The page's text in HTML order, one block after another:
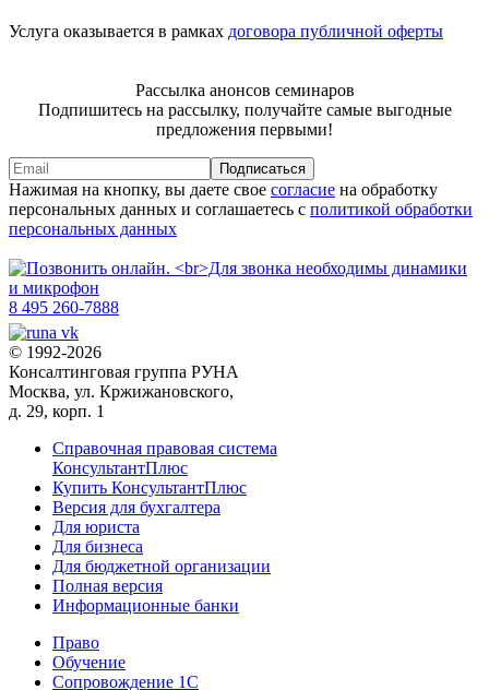
Услуга оказывается в рамках договора публичной оферты
Рассылка анонсов семинаров
Подпишитесь на рассылку, получайте самые выгодные
предложения первыми!
Подписаться
Нажимая на кнопку, вы даете свое согласие на обработку
персональных данных и соглашаетесь с политикой обработки
персональных данных
8 495 260-7888
© 1992-2026
Консалтинговая группа РУНА
Москва, ул. Кржижановского,
д. 29, корп. 1
Справочная правовая система
КонсультантПлюс
Купить КонсультантПлюс
Версия для бухгалтера
Для юриста
Для бизнеса
Для бюджетной организации
Полная версия
Информационные банки
Право
Обучение
Сопровождение 1С